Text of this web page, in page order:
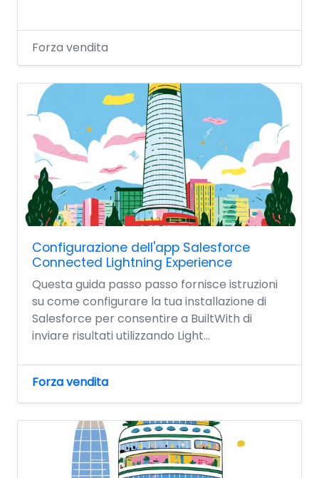
Forza vendita
Configurazione dell'app Salesforce
Connected Lightning Experience
Questa guida passo passo fornisce istruzioni
su come configurare la tua installazione di
Salesforce per consentire a BuiltWith di
inviare risultati utilizzando Light...
Forza vendita